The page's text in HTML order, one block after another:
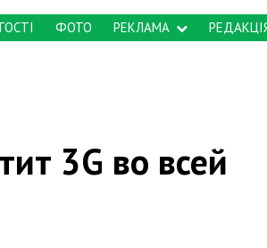
ФОТО РЕКЛАМА
3G во всей